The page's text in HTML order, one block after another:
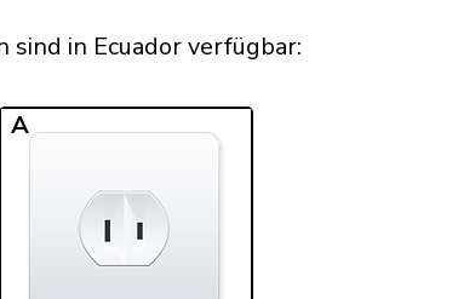
in Ecuador verfügbar:​
A